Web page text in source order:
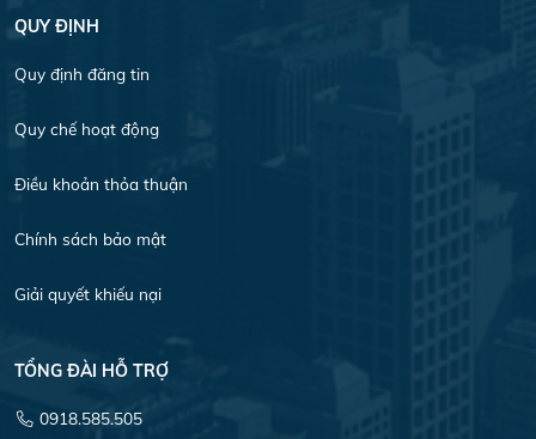
QUY ĐỊNH
Quy định đăng tin
Quy chế hoạt động
Điều khoản thỏa thuận
Chính sách bảo mật
Giải quyết khiếu nại
TỔNG ĐÀI HỖ TRỢ
0918.585.505